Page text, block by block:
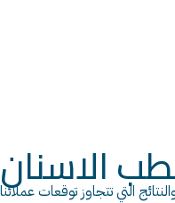
الاسنان
التي تتجاوز توقعات عملائنا